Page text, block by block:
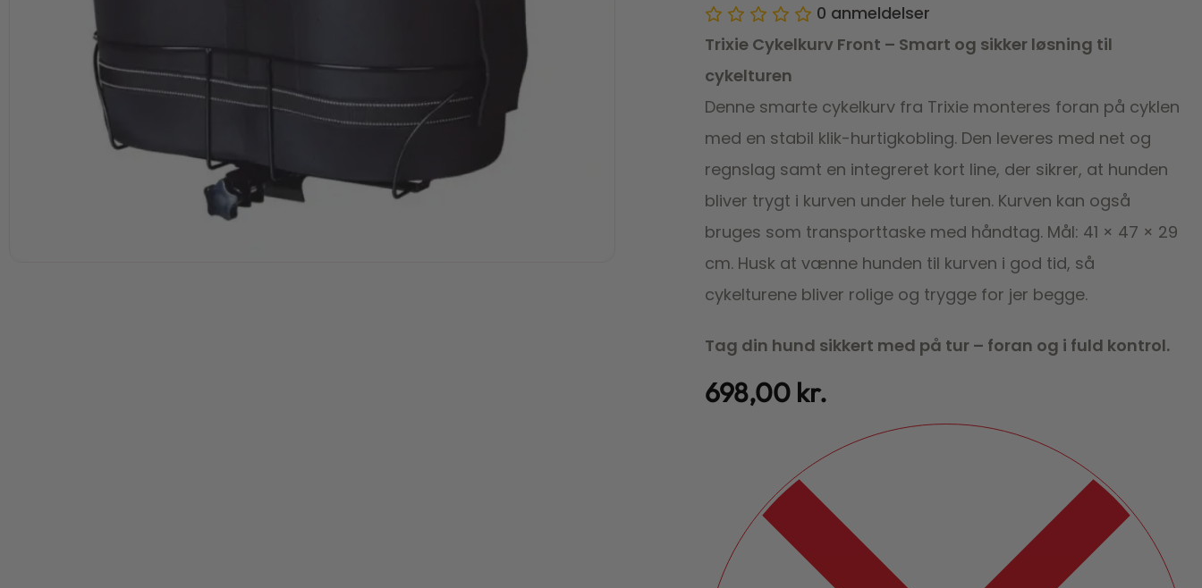
0 anmeldelser
Trixie Cykelkurv Front – Smart og sikker løsning til
cykelturen
Denne smarte cykelkurv fra Trixie monteres foran på cyklen
med en stabil klik-hurtigkobling. Den leveres med net og
regnslag samt en integreret kort line, der sikrer, at hunden
bliver trygt i kurven under hele turen. Kurven kan også
bruges som transporttaske med håndtag. Mål: 41 × 47 × 29
cm. Husk at vænne hunden til kurven i god tid, så
cykelturene bliver rolige og trygge for jer begge.
Tag din hund sikkert med på tur – foran og i fuld kontrol.
698,00 kr.